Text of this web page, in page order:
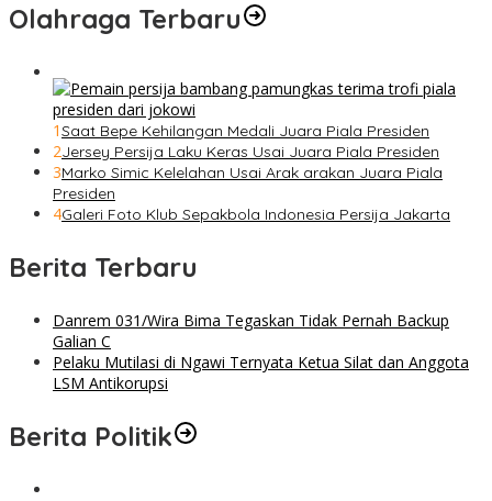
Olahraga Terbaru
1Saat Bepe Kehilangan Medali Juara Piala Presiden
2Jersey Persija Laku Keras Usai Juara Piala Presiden
3Marko Simic Kelelahan Usai Arak arakan Juara Piala
Presiden
4Galeri Foto Klub Sepakbola Indonesia Persija Jakarta
Berita Terbaru
Danrem 031/Wira Bima Tegaskan Tidak Pernah Backup
Galian C
Pelaku Mutilasi di Ngawi Ternyata Ketua Silat dan Anggota
LSM Antikorupsi
Berita Politik